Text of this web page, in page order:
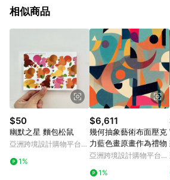
行為，不具贈點資格，部分退款不在此限。 6.
貨後 45 天後發送。 8. 群眾募資商品，禮物
運費，攤位費等不具贈點資格。 9. LINE 購物
顏色、價位、贈品如與 Pinkoi 商品資訊頁及
Pinkoi 購物商品資訊頁及購物車標示為準。
則請以點數紅包活動說明為準。 11. 若於 LINE
頁面後才首次下載 Pinkoi APP 並完成訂單，
上，首次下載 Pinkoi APP 後，需透過 LINE 購
面，方享導購資格。
相似商品
$50
幽默之星 麵包松鼠
亞洲跨境設計購物平台
1%
$6,611
幾何抽象藝術布面壓克
力藍色畫原畫作為禮物
亞洲跨境設計購物平台
1%